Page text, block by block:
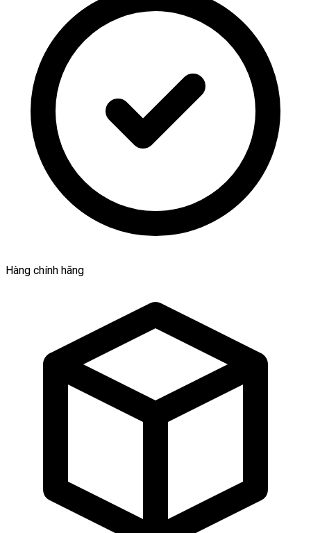
Hàng chính hãng